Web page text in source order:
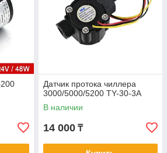
Датчик протока чиллера
3000/5000/5200 TY-30-3A
В наличии
14 000 ₸